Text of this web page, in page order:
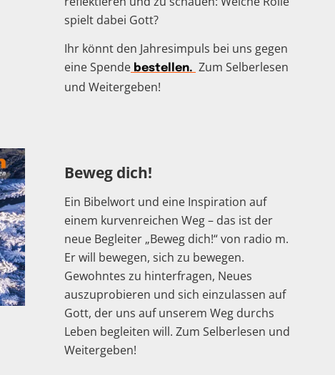
spielt dabei Gott?
Ihr könnt den Jahresimpuls bei uns gegen
eine Spende bestellen. Zum Selberlesen
und Weitergeben!
Beweg dich!
Ein Bibelwort und eine Inspiration auf
einem kurvenreichen Weg – das ist der
neue Begleiter „Beweg dich!“ von radio m.
Er will bewegen, sich zu bewegen.
Gewohntes zu hinterfragen, Neues
auszuprobieren und sich einzulassen auf
Gott, der uns auf unserem Weg durchs
Leben begleiten will. Zum Selberlesen und
Weitergeben!